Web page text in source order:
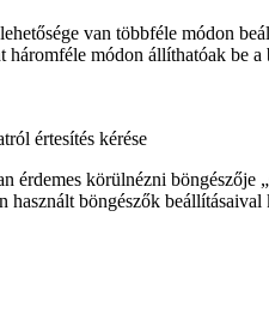
van többféle módon
háromféle módon állíthatóak be a
értesítés kérése
érdemes körülnézni
használt böngészők